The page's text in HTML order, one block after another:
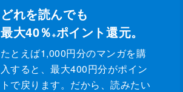
どれを読んでも
最大40％ ※ポイント還元。
たとえば1,000円分のマンガを購
入すると、最大400円分がポイン
トで戻ります。だから、読みたい